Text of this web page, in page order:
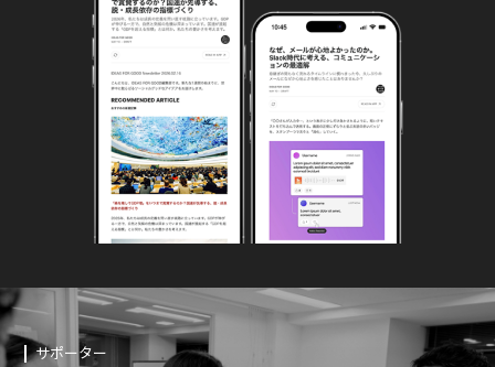
サポーター